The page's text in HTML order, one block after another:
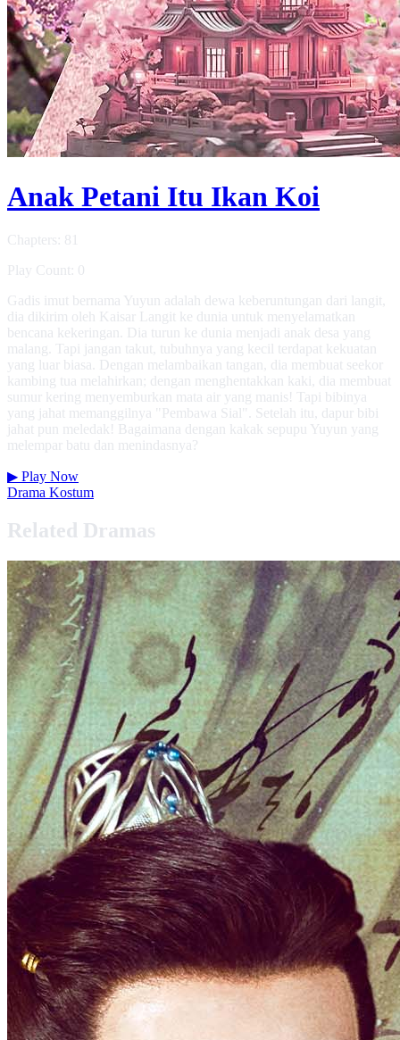
Anak Petani Itu Ikan Koi
Chapters: 81
Play Count: 0
Gadis imut bernama Yuyun adalah dewa keberuntungan dari langit,
dia dikirim oleh Kaisar Langit ke dunia untuk menyelamatkan
bencana kekeringan. Dia turun ke dunia menjadi anak desa yang
malang. Tapi jangan takut, tubuhnya yang kecil terdapat kekuatan
yang luar biasa. Dengan melambaikan tangan, dia membuat seekor
kambing tua melahirkan; dengan menghentakkan kaki, dia membuat
sumur kering menyemburkan mata air yang manis! Tapi bibinya
yang jahat memanggilnya "Pembawa Sial". Setelah itu, dapur bibi
jahat pun meledak! Bagaimana dengan kakak sepupu Yuyun yang
melempar batu dan menindasnya?
▶ Play Now
Drama Kostum
Related Dramas